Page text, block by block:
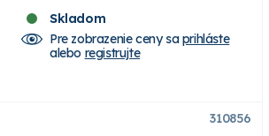
Skladom
Pre zobrazenie ceny saprihláste
alebo registrujte
310856